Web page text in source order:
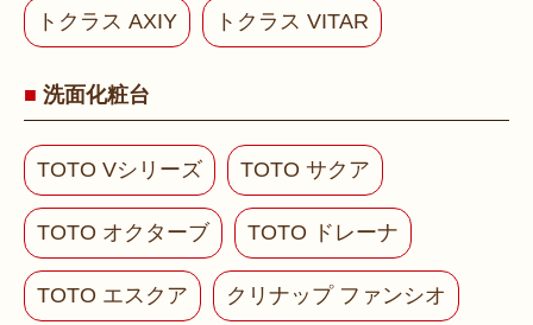
トクラス AXIY トクラス VITAR
洗面化粧台
TOTO Vシリーズ TOTO サクア
TOTO オクターブ TOTO ドレーナ
TOTO エスクア クリナップ ファンシオ